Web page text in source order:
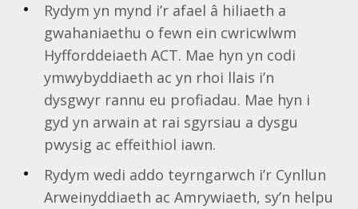
Rydym yn mynd i’r afael â hiliaeth a
gwahaniaethu o fewn ein cwricwlwm
Hyfforddeiaeth ACT. Mae hyn yn codi
ymwybyddiaeth ac yn rhoi llais i’n
dysgwyr rannu eu profiadau. Mae hyn i
gyd yn arwain at rai sgyrsiau a dysgu
pwysig ac effeithiol iawn.
Rydym wedi addo teyrngarwch i’r Cynllun
Arweinyddiaeth ac Amrywiaeth, sy’n helpu